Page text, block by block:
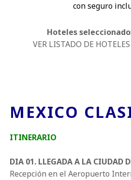
con seguro
Hoteles
VER LISTADO DE
MEXICO
ITINERARIO
DIA 01. LLEGADA A LA CIUDAD
Recepción en el Aeropuerto